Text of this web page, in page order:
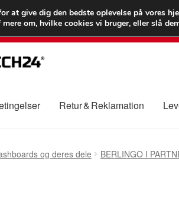
LEVERING fra 55 kr.
Retur & Reklamation
og deres dele BERLINGO I
at give dig den bedste oplevelse på vores
om, hvilke cookies vi bruger, eller slå